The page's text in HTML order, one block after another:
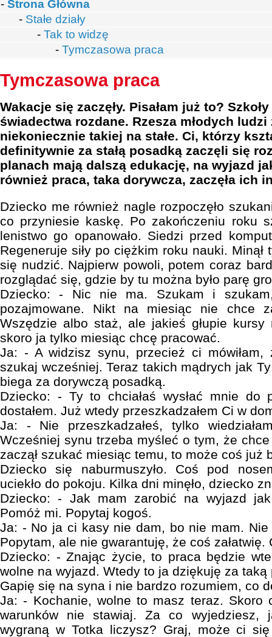
- Strona Główna
- Stałe działy
- Tak to widzę
- Tymczasowa praca
Tymczasowa praca
Wakacje się zaczęły. Pisałam już to?
świadectwa rozdane. Rzesza młodych ludzi
niekoniecznie takiej na stałe. Ci, którzy
definitywnie za stałą posadką zaczęli się
planach mają dalszą edukację, na wyjazd
również praca, taka dorywcza, zaczęła ich
Dziecko me również nagle rozpoczęło
co przyniesie kaskę. Po zakończeniu roku
lenistwo go opanowało. Siedzi przed
Regeneruje siły po ciężkim roku nauki.
się nudzić. Najpierw powoli, potem coraz
rozglądać się, gdzie by tu można było parę
Dziecko: - Nic nie ma. Szukam i
pozajmowane. Nikt na miesiąc nie chce
Wszędzie albo staż, ale jakieś głupie
skoro ja tylko miesiąc chcę pracować.
Ja: - A widzisz synu, przecież ci mówiłam,
szukaj wcześniej. Teraz takich mądrych jak
biega za dorywczą posadką.
Dziecko: - Ty to chciałaś wysłać mnie do
dostałem. Już wtedy przeszkadzałem Ci w
Ja: - Nie przeszkadzałeś, tylko
Wcześniej synu trzeba myśleć o tym, że
zaczął szukać miesiąc temu, to może coś już
Dziecko się naburmuszyło. Coś pod
uciekło do pokoju. Kilka dni minęło, dziecko
Dziecko: - Jak mam zarobić na wyjazd
Pomóż mi. Popytaj kogoś.
Ja: - No ja ci kasy nie dam, bo nie mam.
Popytam, ale nie gwarantuję, że coś załatwię.
Dziecko: - Znając życie, to praca będzie
wolne na wyjazd. Wtedy to ja dziękuję za taką
Gapię się na syna i nie bardzo rozumiem, co
Ja: - Kochanie, wolne to masz teraz. Skoro
warunków nie stawiaj. Za co
wygraną w Totka liczysz? Graj, może ci